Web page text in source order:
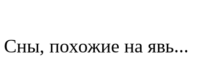
Сны, похожие на явь...